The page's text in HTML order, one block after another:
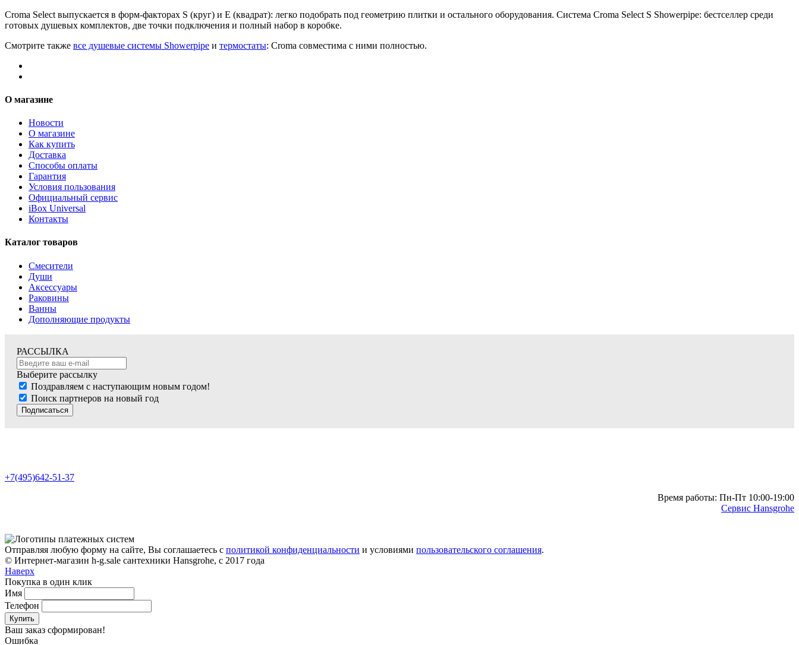
Croma Select выпускается в форм-факторах S (круг) и E (квадрат): легко подобрать под геометрию плитки и остального оборудования. Система Croma Select S Showerpipe: бестселлер среди
готовых душевых комплектов, две точки подключения и полный набор в коробке.
Смотрите также все душевые системы Showerpipe и термостаты: Croma совместима с ними полностью.
О магазине
Новости
О магазине
Как купить
Доставка
Способы оплаты
Гарантия
Условия пользования
Официальный сервис
iBox Universal
Контакты
Каталог товаров
Смесители
Души
Аксессуары
Раковины
Ванны
Дополняющие продукты
РАССЫЛКА
Выберите рассылку
Поздравляем с наступающим новым годом!
Поиск партнеров на новый год
Подписаться
+7(495)642-51-37
Время работы: Пн-Пт 10:00-19:00
Сервис Hansgrohe
Отправляя любую форму на сайте, Вы соглашаетесь с политикой конфиденциальности и условиями пользовательского соглашения.
© Интернет-магазин h-g.sale сантехники Hansgrohe, с 2017 года
Наверх
Покупка в один клик
Имя
Телефон
Купить
Ваш заказ сформирован!
Ошибка